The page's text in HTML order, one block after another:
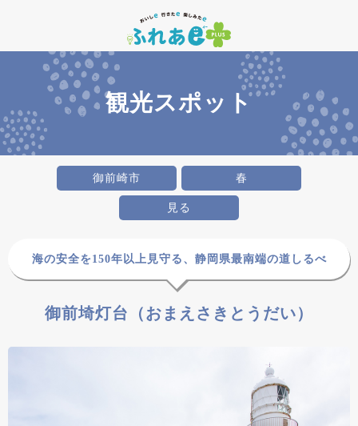
観光スポット
御前崎市 春
見る
海の安全を150年以上見守る、静岡県最南端の道しるべ
御前埼灯台（おまえさきとうだい）